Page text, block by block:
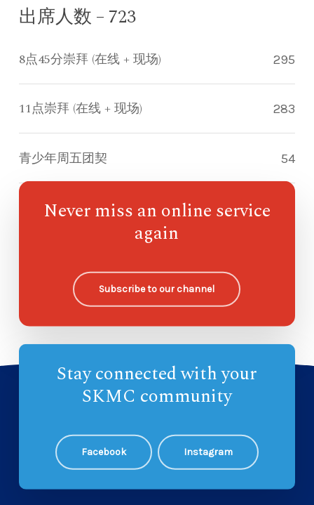
出席人数 – 723
8点45分崇拜 (在线 + 现场) 295
11点崇拜 (在线 + 现场) 283
青少年周五团契 54
指南针儿童崇拜
Never miss an online service
again
Subscribe to our channel
Stay connected with your
SKMC community
Facebook Instagram